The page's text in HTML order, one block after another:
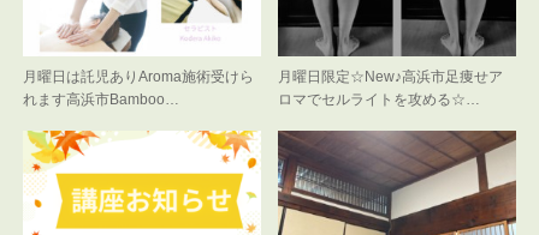
月曜日は託児ありAroma施術受けら
れます高浜市Bamboo…
月曜日限定☆New♪高浜市足痩せア
ロマでセルライトを攻める☆…